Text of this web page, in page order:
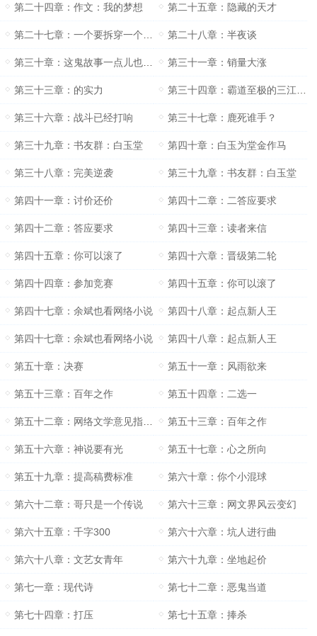
第二十四章：作文：我的梦想 第二十五章：隐藏的天才
第二十七章：一个要拆穿一个要隐藏 第二十八章：半夜谈
第三十章：这鬼故事一点儿也不恐怖嘛 第三十一章：销量大涨
第三十三章：的实力 第三十四章：霸道至极的三江感言
第三十六章：战斗已经打响 第三十七章：鹿死谁手？
第三十九章：书友群：白玉堂 第四十章：白玉为堂金作马
第三十八章：完美逆袭 第三十九章：书友群：白玉堂
第四十一章：讨价还价 第四十二章：二答应要求
第四十二章：答应要求 第四十三章：读者来信
第四十五章：你可以滚了 第四十六章：晋级第二轮
第四十四章：参加竞赛 第四十五章：你可以滚了
第四十七章：余斌也看网络小说 第四十八章：起点新人王
第四十七章：余斌也看网络小说 第四十八章：起点新人王
第五十章：决赛 第五十一章：风雨欲来
第五十三章：百年之作 第五十四章：二选一
第五十二章：网络文学意见指导文件 第五十三章：百年之作
第五十六章：神说要有光 第五十七章：心之所向
第五十九章：提高稿费标准 第六十章：你个小混球
第六十二章：哥只是一个传说 第六十三章：网文界风云变幻
第六十五章：千字300 第六十六章：坑人进行曲
第六十八章：文艺女青年 第六十九章：坐地起价
第七一章：现代诗 第七十二章：恶鬼当道
第七十四章：打压 第七十五章：捧杀